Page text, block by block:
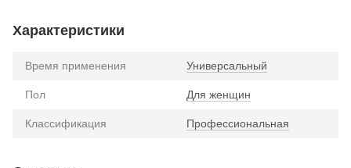
Характеристики
Время применения Универсальный
Пол Для женщин
Классификация Профессиональная